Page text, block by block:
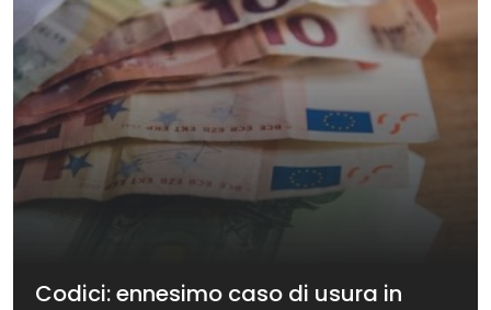
Codici: ennesimo caso di usura in